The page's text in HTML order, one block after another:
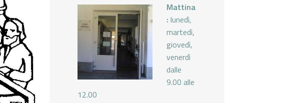
Mattina
: lunedì,
martedì,
giovedì,
venerdì
dalle
9.00 alle
12.00